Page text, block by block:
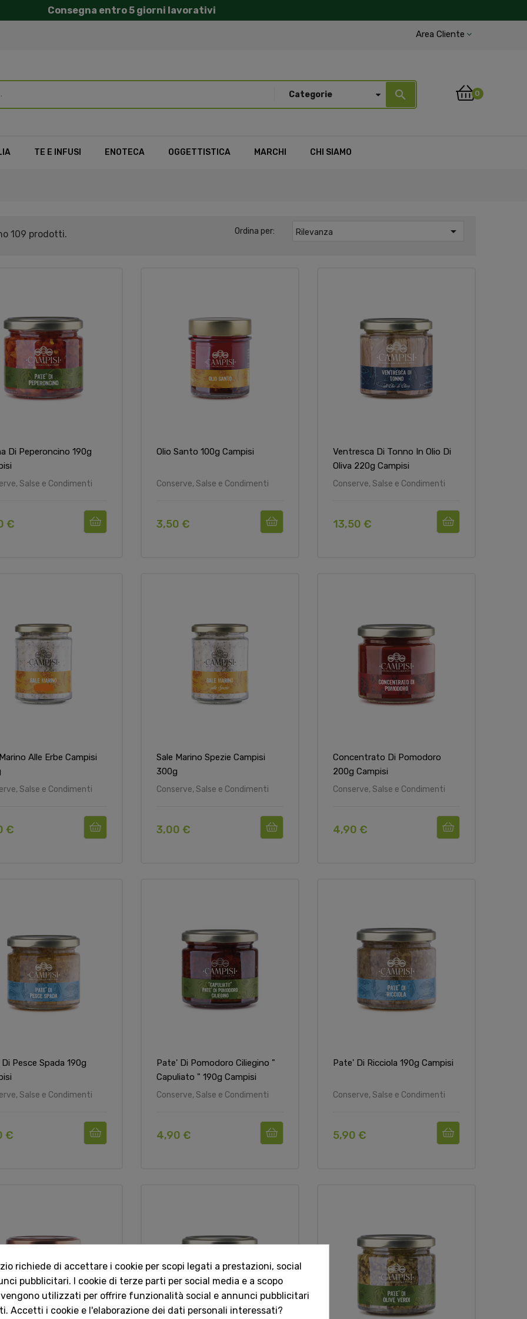
Consegna entro 5 giorni lavorativi
Area Cliente
Categorie search 0
TE E INFUSI ENOTECA OGGETTISTICA MARCHI CHI SIAMO
109 prodotti. Ordina per: Rilevanza 
Di Peperoncino 190g
Salse e Condimenti
€
Olio Santo 100g Campisi
Conserve, Salse e Condimenti
3,50 €
Ventresca Di Tonno In Olio Di
Oliva 220g Campisi
Conserve, Salse e Condimenti
13,50 €
Alle Erbe Campisi
Salse e Condimenti
€
Sale Marino Spezie Campisi
300g
Conserve, Salse e Condimenti
3,00 €
Concentrato Di Pomodoro
200g Campisi
Conserve, Salse e Condimenti
4,90 €
Pesce Spada 190g
Salse e Condimenti
€
Pate' Di Pomodoro Ciliegino "
Capuliato " 190g Campisi
Conserve, Salse e Condimenti
4,90 €
Pate' Di Ricciola 190g Campisi
Conserve, Salse e Condimenti
5,90 €
richiede di accettare i cookie per scopi legati a prestazioni, social
pubblicitari. I cookie di terze parti per social media e a scopo
utilizzati per offrire funzionalità social e annunci pubblicitari
Accetti i cookie e l'elaborazione dei dati personali interessati?